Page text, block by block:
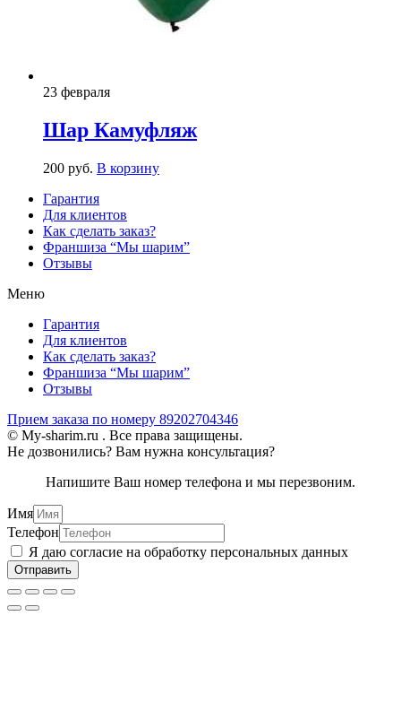
23 февраля
Шар Камуфляж
200 руб. В корзину
Гарантия
Для клиентов
Как сделать заказ?
Франшиза “Мы шарим”
Отзывы
Меню
Гарантия
Для клиентов
Как сделать заказ?
Франшиза “Мы шарим”
Отзывы
Прием заказа по номеру 89202704346
© My-sharim.ru . Все права защищены.
Не дозвонились? Вам нужна консультация?
Напишите Ваш номер телефона и мы перезвоним.
Имя
Телефон
Я даю согласие на обработку персональных данных
Отправить